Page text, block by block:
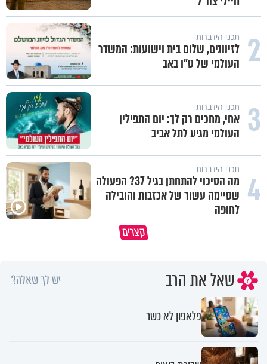
2 תכני הידברות
לזיווגים, שלום בית וישועות: המשדר
העולמי של ט"ו באב
3 תכני הידברות
אחי, מחכים רק לך: יום התפילין
העולמי מגיע לתל אביב
4 תכני הידברות
מה הסיכוי להתחתן בגיל 37? הפעולה
שסיימה עשור של אכזבות והובילה
לחופה
קצריםסגולה להשכנת שלום בין אם לילדיה
כך אפשר להתמודד עם הדאגות
שאל את הרב יש לך שאלה?
פלאפון לא כשר